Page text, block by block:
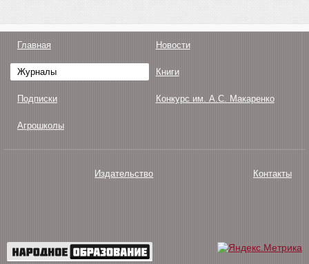
Главная Новости
Журналы Книги
Подписки Конкурс им. А.С. Макаренко
Агрошколы
Издательство Контакты